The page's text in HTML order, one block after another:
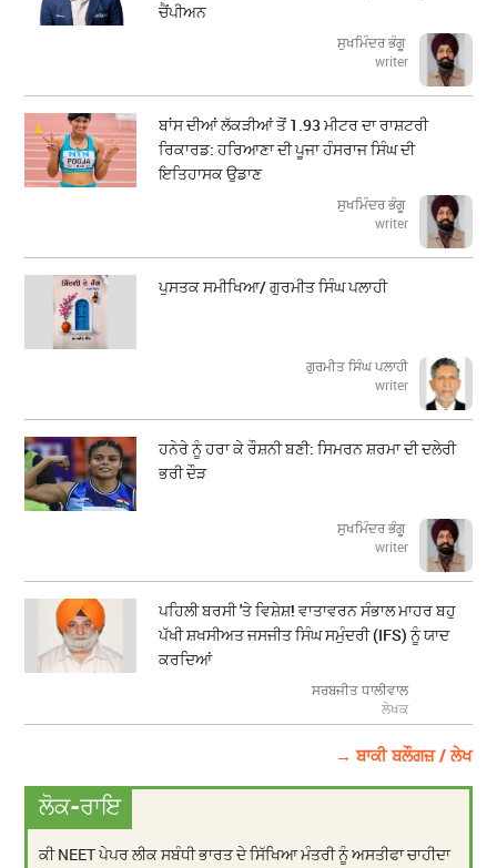
ਚੈਂਪੀਅਨ
ਸੁਖਮਿੰਦਰ ਭੰਗੂ
writer
ਬਾਂਸ ਦੀਆਂ ਲੱਕੜੀਆਂ ਤੋਂ 1.93 ਮੀਟਰ ਦਾ ਰਾਸ਼ਟਰੀ
ਰਿਕਾਰਡ: ਹਰਿਆਣਾ ਦੀ ਪੂਜਾ ਹੰਸਰਾਜ ਸਿੰਘ ਦੀ
ਇਤਿਹਾਸਕ ਉਡਾਣ
ਸੁਖਮਿੰਦਰ ਭੰਗੂ
writer
ਪੁਸਤਕ ਸਮੀਖਿਆ/ ਗੁਰਮੀਤ ਸਿੰਘ ਪਲਾਹੀ
ਗੁਰਮੀਤ ਸਿੰਘ ਪਲਾਹੀ
writer
ਹਨੇਰੇ ਨੂੰ ਹਰਾ ਕੇ ਰੌਸ਼ਨੀ ਬਣੀ: ਸਿਮਰਨ ਸ਼ਰਮਾ ਦੀ ਦਲੇਰੀ
ਭਰੀ ਦੌੜ
ਸੁਖਮਿੰਦਰ ਭੰਗੂ
writer
ਪਹਿਲੀ ਬਰਸੀ 'ਤੇ ਵਿਸ਼ੇਸ਼! ਵਾਤਾਵਰਨ ਸੰਭਾਲ ਮਾਹਰ ਬਹੁ
ਪੱਖੀ ਸ਼ਖਸੀਅਤ ਜਸਜੀਤ ਸਿੰਘ ਸਮੁੰਦਰੀ (IFS) ਨੂੰ ਯਾਦ
ਕਰਦਿਆਂ
ਸਰਬਜੀਤ ਧਾਲੀਵਾਲ
ਲੇਖਕ
→ ਬਾਕੀ ਬਲੌਗਜ਼ / ਲੇਖ
ਲੋਕ-ਰਾਇ
ਕੀ NEET ਪੇਪਰ ਲੀਕ ਸਬੰਧੀ ਭਾਰਤ ਦੇ ਸਿੱਖਿਆ ਮੰਤਰੀ ਨੂੰ ਅਸਤੀਫਾ ਚਾਹੀਦਾ